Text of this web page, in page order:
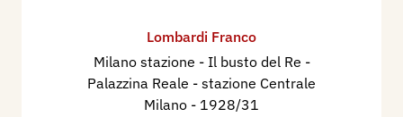
Lombardi Franco
Milano stazione - Il busto del Re -
Palazzina Reale - stazione Centrale
Milano - 1928/31